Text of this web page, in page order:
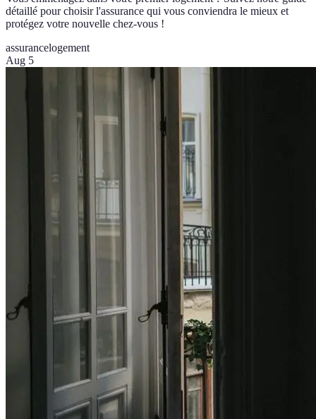
détaillé pour choisir l'assurance qui vous conviendra le mieux et
protégez votre nouvelle chez-vous !
assurancelogement
Aug 5